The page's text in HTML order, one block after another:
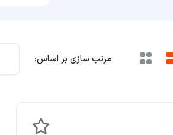
مرتب سازی بر اساس: